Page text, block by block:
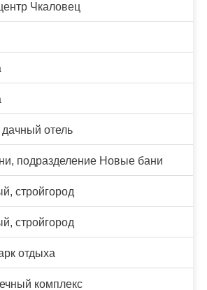
Чкаловец
отель
подразделение Новые бани
стройгород
стройгород
отдыха
комплекс